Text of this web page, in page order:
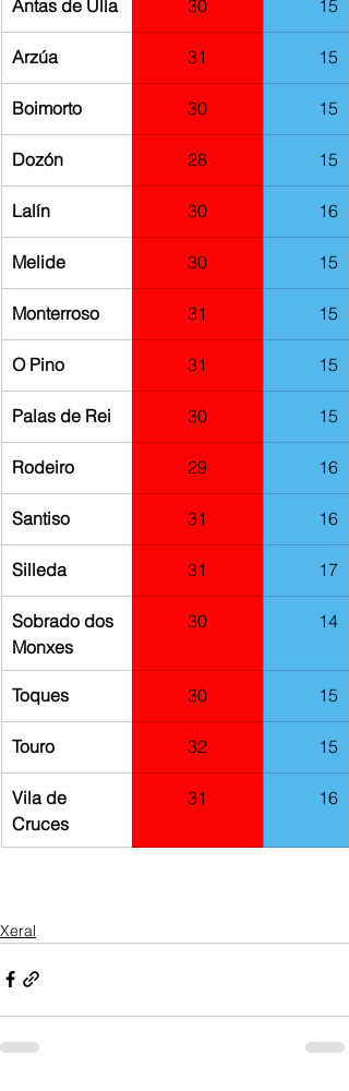
Antas de Ulla 30 15
Arzúa 31 15
Boimorto 30 15
Dozón 28 15
Lalín 30 16
​Melide 30 15
Monterroso 31 15
O Pino 31 15
Palas de Rei 30 15
Rodeiro 29 16
​Santiso 31 16
​Silleda 31 17
Sobrado dos
Monxes
30 14
Toques 30 15
Touro 32 15
Vila de
Cruces
31 16
Xeral